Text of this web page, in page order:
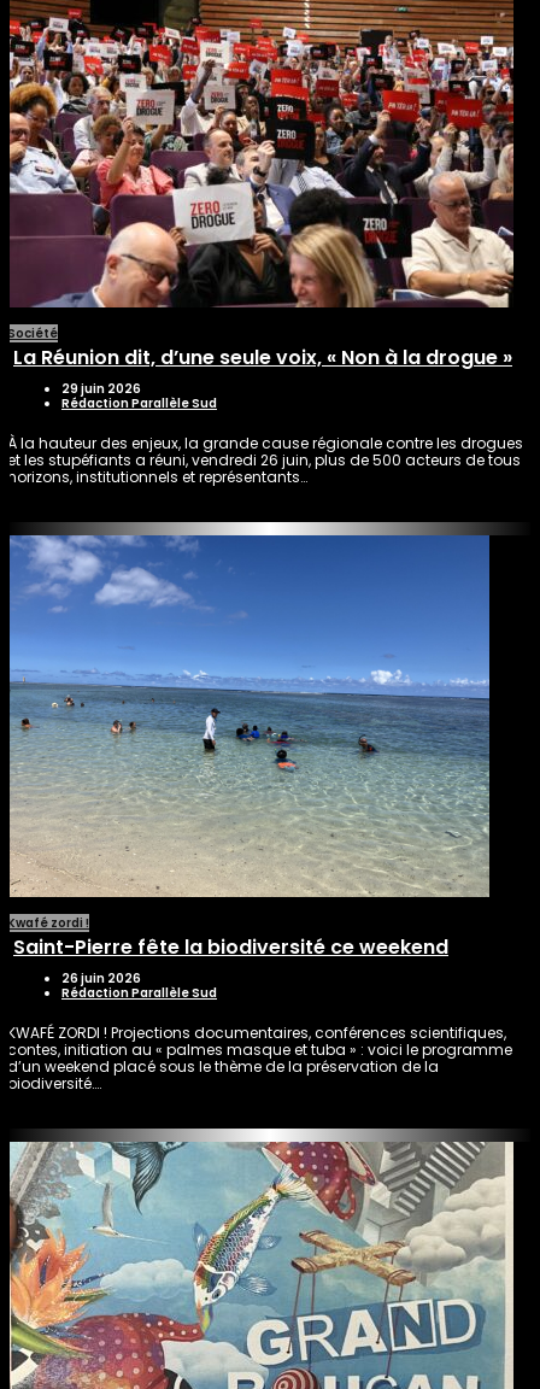
Société
La Réunion dit, d’une seule voix, « Non à la drogue »
29 juin 2026
Rédaction Parallèle Sud
À la hauteur des enjeux, la grande cause régionale contre les drogues
et les stupéfiants a réuni, vendredi 26 juin, plus de 500 acteurs de tous
horizons, institutionnels et représentants…
Kwafé zordi !
Saint-Pierre fête la biodiversité ce weekend
26 juin 2026
Rédaction Parallèle Sud
KWAFÉ ZORDI ! Projections documentaires, conférences scientifiques,
contes, initiation au « palmes masque et tuba » : voici le programme
d’un weekend placé sous le thème de la préservation de la
biodiversité….